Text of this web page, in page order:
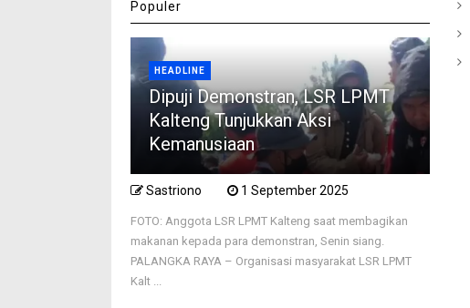
Populer
HEADLINE
Dipuji Demonstran, LSR LPMT
Kalteng Tunjukkan Aksi
Kemanusiaan
Sastriono 1 September 2025
FOTO: Anggota LSR LPMT Kalteng saat membagikan
makanan kepada para demonstran, Senin siang.
PALANGKA RAYA – Organisasi masyarakat LSR LPMT
Kalt ...